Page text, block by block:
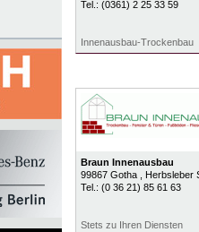
Tel.: (0361) 2 25 33 59
Innenausbau-Trockenbau
Braun Innenausbau
99867 Gotha
, Herbsleber
Tel.: (0 36 21) 85 61 63
Stets zu Ihren Diensten